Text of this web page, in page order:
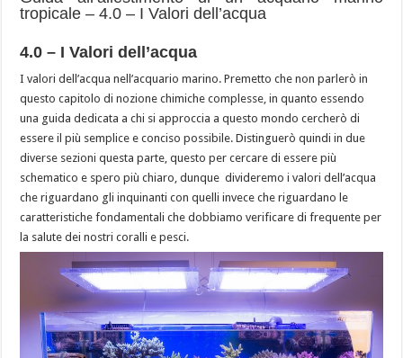
tropicale – 4.0 – I Valori dell’acqua
4.0 – I Valori dell’acqua
I valori dell’acqua nell’acquario marino. Premetto che non parlerò in
questo capitolo di nozione chimiche complesse, in quanto essendo
una guida dedicata a chi si approccia a questo mondo cercherò di
essere il più semplice e conciso possibile. Distinguerò quindi in due
diverse sezioni questa parte, questo per cercare di essere più
schematico e spero più chiaro, dunque divideremo i valori dell’acqua
che riguardano gli inquinanti con quelli invece che riguardano le
caratteristiche fondamentali che dobbiamo verificare di frequente per
la salute dei nostri coralli e pesci.